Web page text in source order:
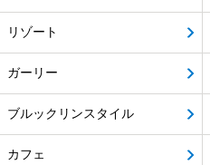
リゾート
ガーリー
ブルックリンスタイル
カフェ